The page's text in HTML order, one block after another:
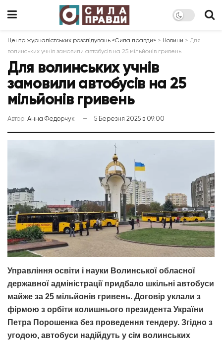
Центр журналістських розслідувань «Сила правди» > Новини > Для
волинських учнів замовили автобусів на 25 мільйонів гривень
Для волинських учнів
замовили автобусів на 25
мільйонів гривень
Автор: Анна Федорчук 5 Березня 2025 в 09:00
Управління освіти і науки Волинської обласної
державної адміністрації придбало шкільні автобуси
майже за 25 мільйонів гривень. Договір уклали з
фірмою з орбіти колишнього президента України
Петра Порошенка без проведення тендеру. Згідно з
угодою, автобуси надійдуть у сім волинських